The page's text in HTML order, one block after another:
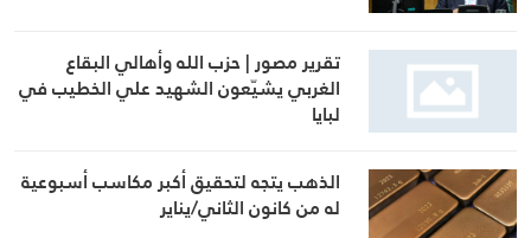
تقرير مصور | حزب الله وأهالي البقاع
الغربي يشيّعون الشهيد علي الخطيب في
لبايا
الذهب يتجه لتحقيق أكبر مكاسب أسبوعية
له من كانون الثاني/يناير